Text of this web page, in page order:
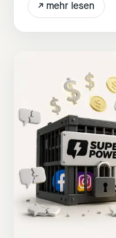
↗ mehr lesen